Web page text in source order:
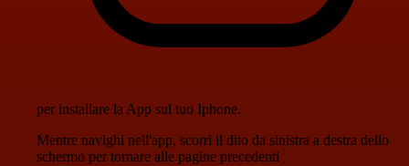
per installare la App sul tuo Iphone.
Mentre navighi nell'app, scorri il dito da sinistra a destra dello
schermo per tornare alle pagine precedenti